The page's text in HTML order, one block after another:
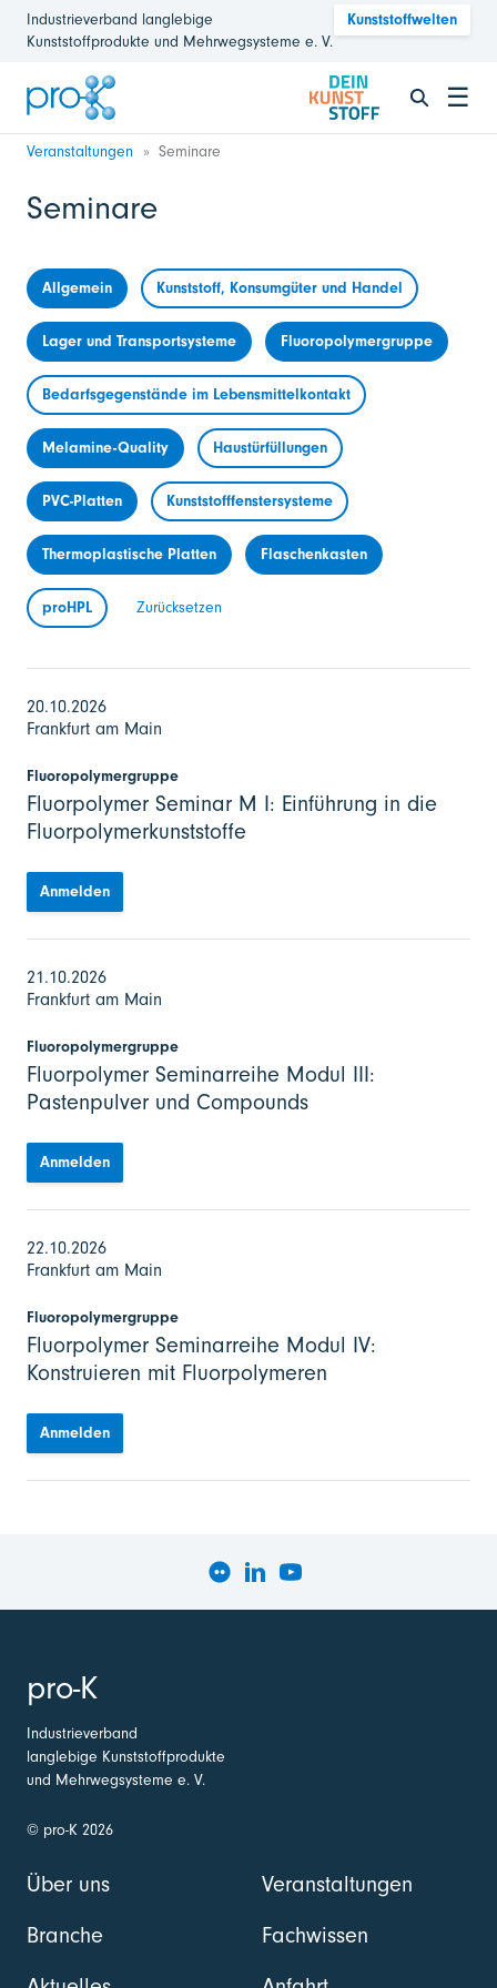
Industrieverband langlebige
Kunststoffprodukte und Mehrwegsysteme e. V.
Kunststoffwelten
☰
Veranstaltungen Seminare
Seminare
Allgemein Kunststoff, Konsumgüter und Handel
Lager und Transportsysteme Fluoropolymergruppe
Bedarfsgegenstände im Lebensmittelkontakt
Melamine-Quality Haustürfüllungen
PVC-Platten Kunststofffenstersysteme
Thermoplastische Platten Flaschenkasten
proHPL Zurücksetzen
20.10.2026
Frankfurt am Main
Fluoropolymergruppe
Fluorpolymer Seminar M I: Einführung in die
Fluorpolymerkunststoffe
Anmelden
21.10.2026
Frankfurt am Main
Fluoropolymergruppe
Fluorpolymer Seminarreihe Modul III:
Pastenpulver und Compounds
Anmelden
22.10.2026
Frankfurt am Main
Fluoropolymergruppe
Fluorpolymer Seminarreihe Modul IV:
Konstruieren mit Fluorpolymeren
Anmelden
pro-K
Industrieverband
langlebige Kunststoffprodukte
und Mehrwegsysteme e. V.
© pro-K 2026
Über uns
Branche
Veranstaltungen
Fachwissen